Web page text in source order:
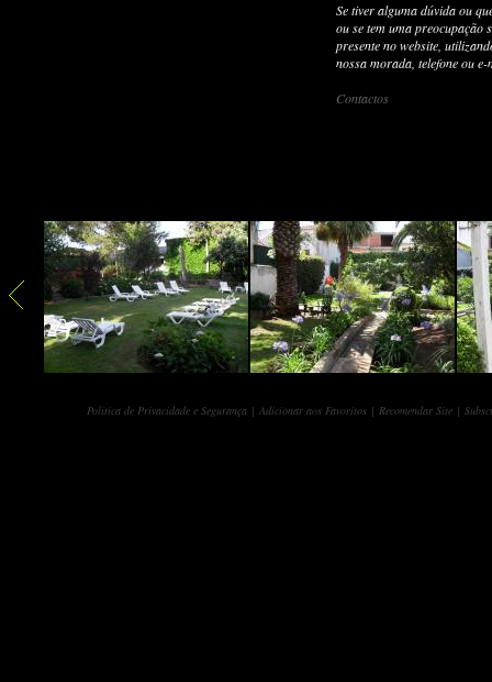
Se tiver alguma dúvida ou
ou se tem uma preocupação
presente no website,
nossa morada, telefone ou
Contactos
Política de Privacidade e Segurança | Adicionar aos Favoritos | Recomendar Site |